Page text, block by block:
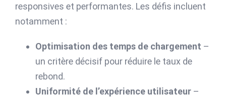
responsives et performantes. Les défis incluent
notamment :
Optimisation des temps de chargement –
un critère décisif pour réduire le taux de
rebond.
Uniformité de l’expérience utilisateur –